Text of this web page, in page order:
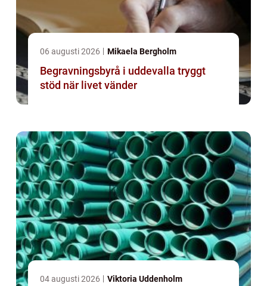
06 augusti 2026 Mikaela Bergholm
Begravningsbyrå i uddevalla tryggt
stöd när livet vänder
04 augusti 2026 Viktoria Uddenholm